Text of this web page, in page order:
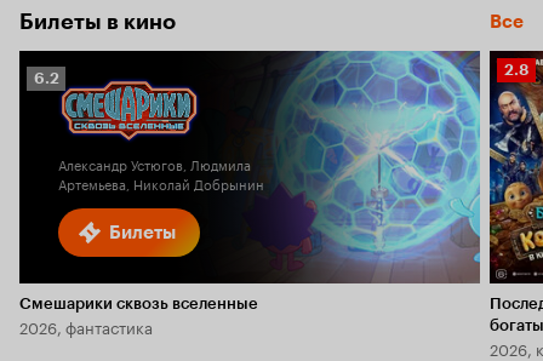
Билеты в кино Все
Билеты
Рейтинг
Кинопоиска
6.2
Александр Устюгов, Людмила
Артемьева, Николай Добрынин
Смешарики сквозь вселенные
2026, фантастика
2.8
2.8
2026,